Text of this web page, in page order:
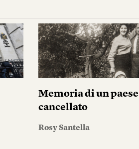
Memoria di un paese
cancellato
Rosy Santella